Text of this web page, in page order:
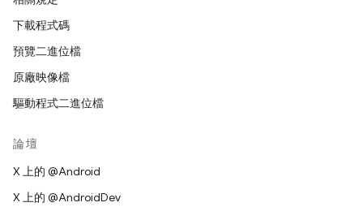
下載程式碼
預覽二進位檔
原廠映像檔
驅動程式二進位檔
論壇
X 上的 @Android
X 上的 @AndroidDev